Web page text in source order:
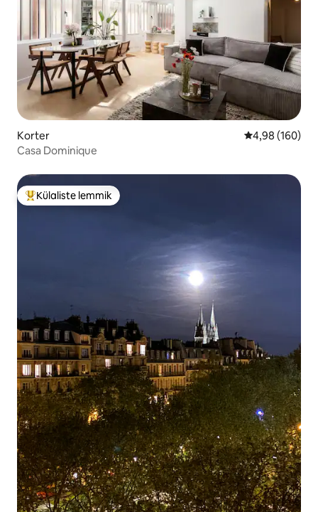
Korter Keskmine
4,98 (160)
Casa Dominique
Külaliste suur lemmik
Külaliste lemmik